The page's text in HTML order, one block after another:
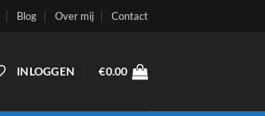
Blog Over mij Contact
INLOGGEN €0.00